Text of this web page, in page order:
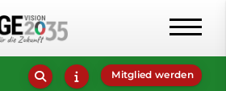
Mitglied werden